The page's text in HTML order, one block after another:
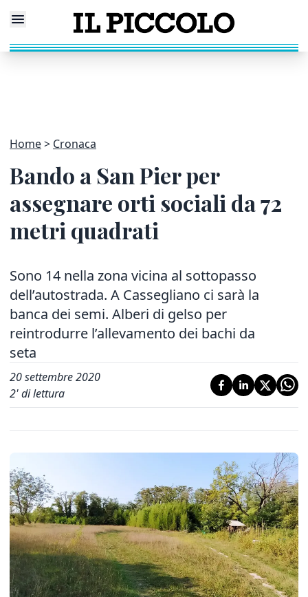
Home Cronaca
Bando a San Pier per
assegnare orti sociali da 72
metri quadrati
Sono 14 nella zona vicina al sottopasso
dell’autostrada. A Cassegliano ci sarà la
banca dei semi. Alberi di gelso per
reintrodurre l’allevamento dei bachi da
seta
20 settembre 2020
2' di lettura